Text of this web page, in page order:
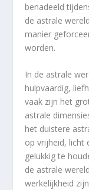
benadeeld
de astrale
manier
worden.
In de astrale
hulpvaardig,
vaak zijn het
astrale
het duistere
op vrijheid, licht
gelukkig te
de astrale
werkelijkheid